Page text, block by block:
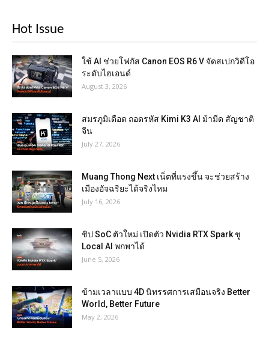
Hot Issue
ใช้ AI ช่วยโฟกัส Canon EOS R6 V จัดสเปกวิดีโอ
ระดับไฮเอนด์
August 3, 2026
สมรภูมิเดือด ถอดรหัส Kimi K3 AI ม้ามืด สัญชาติ
จีน
July 27, 2026
Muang Thong Next เน็ตที่แรงขึ้น จะช่วยสร้าง
เมืองอัจฉริยะได้จริงไหม
July 16, 2026
ชิป SoC ตัวใหม่ เปิดตัว Nvidia RTX Spark ชู
Local AI พกพาได้
June 5, 2026
ข้ามเวลาแบบ 4D นิทรรศการเสมือนจริง Better
World, Better Future
May 2, 2026